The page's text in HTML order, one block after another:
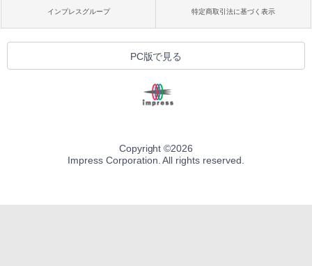
インプレスグループ 特定商取引法に基づく表示
PC版で見る
Copyright ©2026
Impress Corporation. All rights reserved.